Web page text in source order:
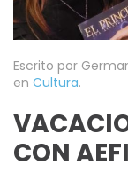
Escrito por
en Cultura.
CON